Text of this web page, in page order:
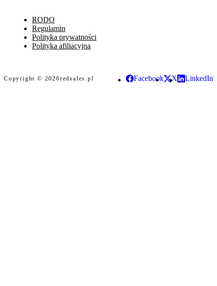
RODO
Regulamin
Polityka prywatności
Polityka afiliacyjna
Copyright © 2026redsales.pl Facebook X LinkedIn